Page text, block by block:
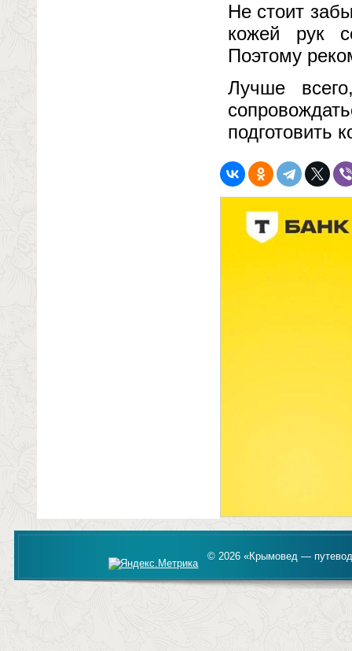
Не стоит
кожей рук
Поэтому
Лучше
подготовить
© 2026 «Крымовед —